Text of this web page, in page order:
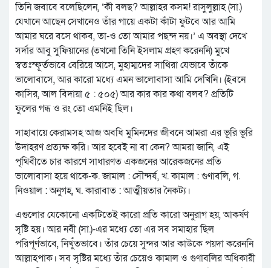
তিনি জবাবে বলেছিলেন, ‘কী বলছ? আল্লাহর কসম! রাসুলুল্লাহ (সা.)
যেখানে আছেন সেখানেও তাঁর গায়ে একটা কাঁটা ফুটবে আর আমি
আমার ঘরে বসে থাকব, তা-ও তো আমার পছন্দ নয়।’ এ অবস্থা দেখে
সর্দার আবু সুফিয়ানের (তখনো তিনি ইসলাম গ্রহণ করেননি) মুখে
স্বতঃস্ফূর্তভাবে বেরিয়ে আসে, মুহাম্মদের সাথিরা যেভাবে তাঁকে
ভালোবাসে, আর কারো মধ্যে এমন ভালোবাসা আমি দেখিনি। (ইবনে
কাসির, আল বিদায়া ৫ : ৫০৫) আর কার কার কথা বলব? প্রতিটি
ফুলের গন্ধ ও রং তো এমনিই ছিল।
সাহাবায়ে কেরামসহ আজ অবধি মুমিনদের জীবনে আমরা এর ভূরি ভূরি
উদাহরণ প্রত্যক্ষ করি। আর হবেই না বা কেন? আমরা জানি, এই
পৃথিবীতে চার কারণে সাধারণত একজনের আরেকজনের প্রতি
ভালোবাসা হয়ে থাকে-ক. জামাল : সৌন্দর্য, খ. কামাল : গুণাবলি, গ.
নিওয়াল : অনুগহ, ঘ. কারাবাত : আত্মীয়তার নৈকট্য।
এগুলোর যেকোনো একটিতেই কারো প্রতি কারো অনুরাগ হয়, আকর্ষণ
সৃষ্টি হয়। আর নবী (সা.)-এর মধ্যে তো এর সব সমাহার ছিল
পরিপূর্ণভাবে, নিখুঁতভাবে। তাঁর চেয়ে সুন্দর আর কাউকে পয়দা করেননি
আল্লাহপাক। সব সৃষ্টির মধ্যে তাঁর চেয়েও কামাল ও গুণাবলির অধিকারী